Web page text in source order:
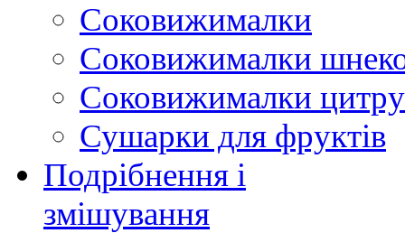
Соковижималки
Соковижималки
Соковижималки
Сушарки для фруктів
Подрібнення і
змішування